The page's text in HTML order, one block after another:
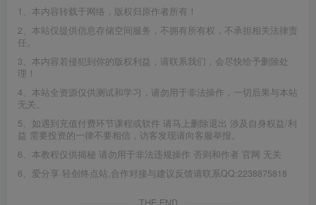
1、本内容转载于网络，版权归原作者所有！
2、本站仅提供信息存储空间服务，不拥有所有权，不承担相关法律责
任。
3、本内容若侵犯到你的版权利益，请联系我们，会尽快给予删除处
理！
4、本站全资源仅供测试和学习，请勿用于非法操作，一切后果与本站
无关。
5、如遇到充值付费环节课程或软件 请马上删除退出 涉及自身权益/利
益 需要投资的一律不要相信，访客发现请向客服举报。
6、本教程仅供揭秘 请勿用于非法违规操作 否则和作者 官网 无关
6、爱分享·轻创终点站,合作对接与建议反馈请联系QQ:2238875818